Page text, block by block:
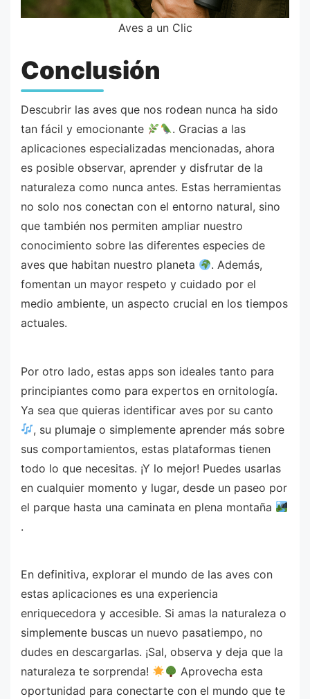
Aves a un Clic
Conclusión
Descubrir las aves que nos rodean nunca ha sido
tan fácil y emocionante
. Gracias a las
aplicaciones especializadas mencionadas, ahora
es posible observar, aprender y disfrutar de la
naturaleza como nunca antes. Estas herramientas
no solo nos conectan con el entorno natural, sino
que también nos permiten ampliar nuestro
conocimiento sobre las diferentes especies de
aves que habitan nuestro planeta
. Además,
fomentan un mayor respeto y cuidado por el
medio ambiente, un aspecto crucial en los tiempos
actuales.
Por otro lado, estas apps son ideales tanto para
principiantes como para expertos en ornitología.
Ya sea que quieras identificar aves por su canto
, su plumaje o simplemente aprender más sobre
sus comportamientos, estas plataformas tienen
todo lo que necesitas. ¡Y lo mejor! Puedes usarlas
en cualquier momento y lugar, desde un paseo por
el parque hasta una caminata en plena montaña
.
En definitiva, explorar el mundo de las aves con
estas aplicaciones es una experiencia
enriquecedora y accesible. Si amas la naturaleza o
simplemente buscas un nuevo pasatiempo, no
dudes en descargarlas. ¡Sal, observa y deja que la
naturaleza te sorprenda!
Aprovecha esta
oportunidad para conectarte con el mundo que te